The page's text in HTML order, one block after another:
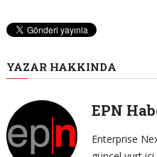
YAZAR HAKKINDA
EPN
Enterprise